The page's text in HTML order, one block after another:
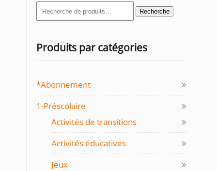
Recherche
pour :
Recherche
Produits par catégories
*Abonnement
1-Préscolaire
Activités de transitions
Activités éducatives
Jeux